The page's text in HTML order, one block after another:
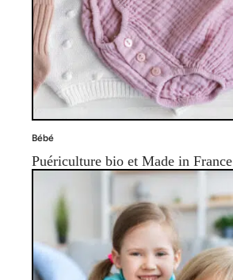
Bébé
Puériculture bio et Made in France